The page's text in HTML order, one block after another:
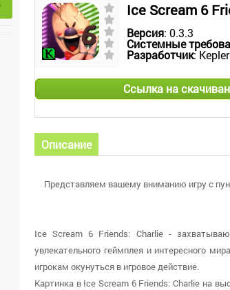
Ice Scream 6
Версия: 0.3.3
Системные
Разработчик:
Ссылка на
Описание
Представляем вашему вниманию игру с
Ice Scream 6 Friends: Charlie -
увлекательного геймплея и интересного
игрокам окунуться в игровое действие.
Картинка в Ice Scream 6 Friends: Charlie на